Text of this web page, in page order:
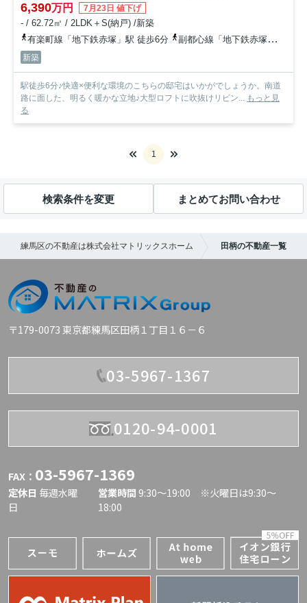
6,390万円 7月23日 値下げ
- / 62.72㎡ / 2LDK＋S(納戸) /新築
有楽町線「地下鉄赤塚」駅 徒歩6分
副都心線「地下鉄赤塚」駅 徒歩6分
新築
駅徒歩6分♪快適×便利な環境のこちらの邸宅はいかがでしょうか。南道
路に面した、明るく暖かな立地♪大型ロフトに吹抜けリビン... もっと見
る
1
検索条件を変更 まとめてお問い合わせ
練馬区の不動産は株式会社マトリックスホーム 田柄の不動産一覧
〒179-0073 東京都練馬区田柄１丁目１６－６
03-5967-1367
0120-94-0001
FAX： 03-5967-1369
定休日 毎週水曜
日
営業時間 9:30〜19:00 ※火曜日は9:30～
18:00